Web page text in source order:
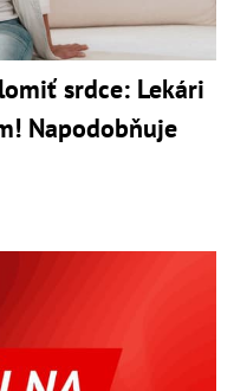
srdce: Lekári
Napodobňuje